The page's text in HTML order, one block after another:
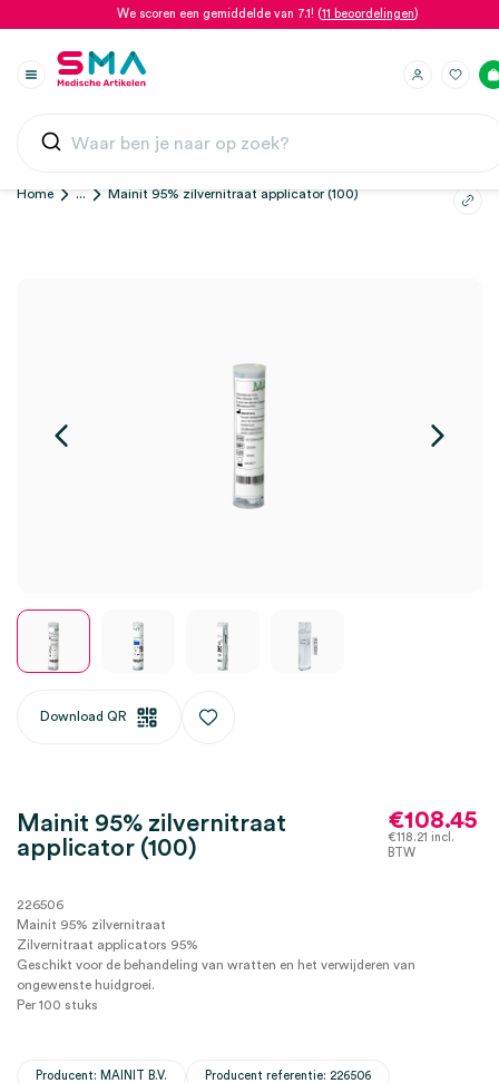
We scoren een gemiddelde van 7.1! (11 beoordelingen)
Home ... Mainit 95% zilvernitraat applicator (100)
Download QR
Mainit 95% zilvernitraat
applicator (100)
€108.45
€118.21 incl.
BTW
226506
Mainit 95% zilvernitraat
Zilvernitraat applicators 95%
Geschikt voor de behandeling van wratten en het verwijderen van
ongewenste huidgroei.
Per 100 stuks
Producent: MAINIT B.V. Producent referentie: 226506